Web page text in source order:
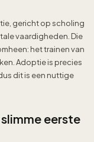
gericht op scholing
vaardigheden. Die
het trainen van
Adoptie is precies
dit is een nuttige
eerste